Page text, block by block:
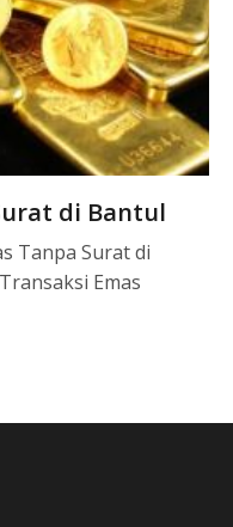
di Bantul
Tanpa Surat di
Emas